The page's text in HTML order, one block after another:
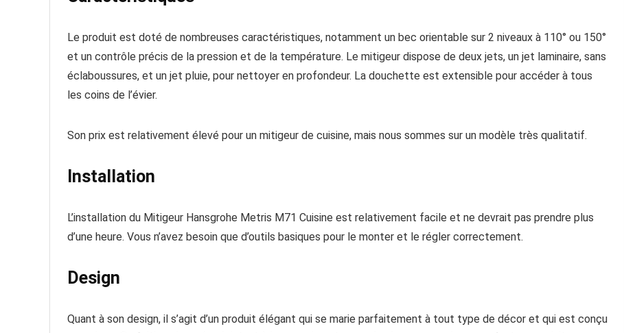
Le produit est doté de nombreuses caractéristiques, notamment un bec orientable sur 2 niveaux à 110° ou 150°
et un contrôle précis de la pression et de la température. Le mitigeur dispose de deux jets, un jet laminaire, sans
éclaboussures, et un jet pluie, pour nettoyer en profondeur. La douchette est extensible pour accéder à tous
les coins de l’évier.
Son prix est relativement élevé pour un mitigeur de cuisine, mais nous sommes sur un modèle très qualitatif.
Installation
L’installation du Mitigeur Hansgrohe Metris M71 Cuisine est relativement facile et ne devrait pas prendre plus
d’une heure. Vous n’avez besoin que d’outils basiques pour le monter et le régler correctement.
Design
Quant à son design, il s’agit d’un produit élégant qui se marie parfaitement à tout type de décor et qui est conçu